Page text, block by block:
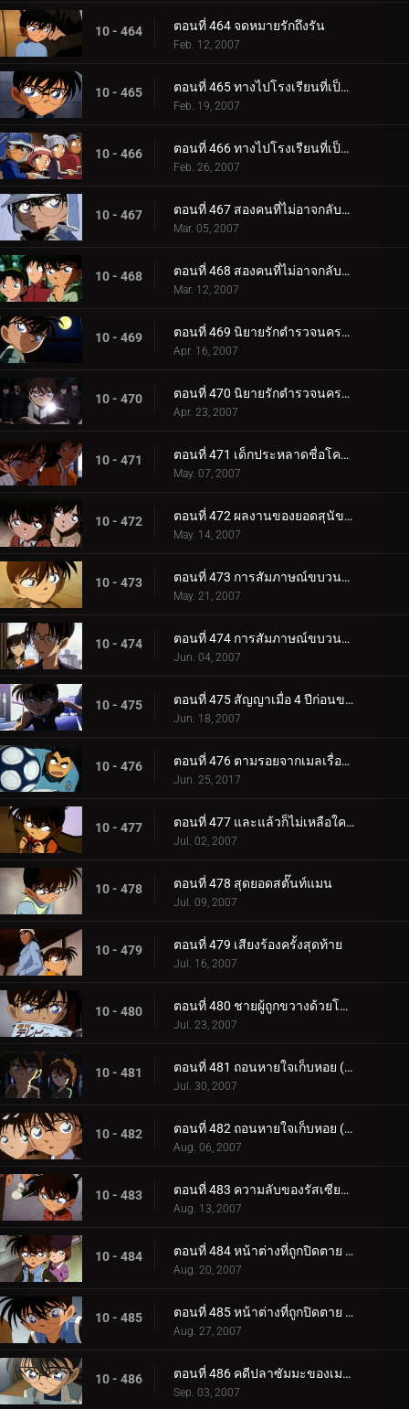
10 - 464 ตอนที่ 464 จดหมายรักถึงรัน
Feb. 12, 2007
10 - 465 ตอนที่ 465 ทางไปโรงเรียนที่เป็นความลับสุดยอด (ตอนแรก)
Feb. 19, 2007
10 - 466 ตอนที่ 466 ทางไปโรงเรียนที่เป็นความลับสุดยอด (ตอนจบ)
Feb. 26, 2007
10 - 467 ตอนที่ 467 สองคนที่ไม่อาจกลับไปเป็นเหมือนเดิม (ตอนแรก)
Mar. 05, 2007
10 - 468 ตอนที่ 468 สองคนที่ไม่อาจกลับไปเป็นเหมือนเดิม (ตอนจบ)
Mar. 12, 2007
10 - 469 ตอนที่ 469 นิยายรักตำรวจนครบาล ภาค 7 (ตอนแรก)
Apr. 16, 2007
10 - 470 ตอนที่ 470 นิยายรักตำรวจนครบาล ภาค 7 (ตอนจบ)
Apr. 23, 2007
10 - 471 ตอนที่ 471 เด็กประหลาดชื่อโคนัน
May. 07, 2007
10 - 472 ตอนที่ 472 ผลงานของยอดสุนัขคูร์
May. 14, 2007
10 - 473 ตอนที่ 473 การสัมภาษณ์ขบวนการนักสืบเยาวชน (ตอนแรก)
May. 21, 2007
10 - 474 ตอนที่ 474 การสัมภาษณ์ขบวนการนักสืบเยาวชน (ตอนจบ)
Jun. 04, 2007
10 - 475 ตอนที่ 475 สัญญาเมื่อ 4 ปีก่อนของอุเอโตะ อายะ กับ ชินอิจิ
Jun. 18, 2007
10 - 476 ตอนที่ 476 ตามรอยจากเมลเรื่องปลา
Jun. 25, 2017
10 - 477 ตอนที่ 477 และแล้วก็ไม่เหลือใครอีกเลย
Jul. 02, 2007
10 - 478 ตอนที่ 478 สุดยอดสตั๊นท์แมน
Jul. 09, 2007
10 - 479 ตอนที่ 479 เสียงร้องครั้งสุดท้าย
Jul. 16, 2007
10 - 480 ตอนที่ 480 ชายผู้ถูกขวางด้วยโครงเหล็ก
Jul. 23, 2007
10 - 481 ตอนที่ 481 ถอนหายใจเก็บหอย (ตอนแรก)
Jul. 30, 2007
10 - 482 ตอนที่ 482 ถอนหายใจเก็บหอย (ตอนจบ)
Aug. 06, 2007
10 - 483 ตอนที่ 483 ความลับของรัสเซียน บลู
Aug. 13, 2007
10 - 484 ตอนที่ 484 หน้าต่างที่ถูกปิดตาย (ตอนแรก)
Aug. 20, 2007
10 - 485 ตอนที่ 485 หน้าต่างที่ถูกปิดตาย (ตอนจบ)
Aug. 27, 2007
10 - 486 ตอนที่ 486 คดีปลาซัมมะของเมงูโระ
Sep. 03, 2007